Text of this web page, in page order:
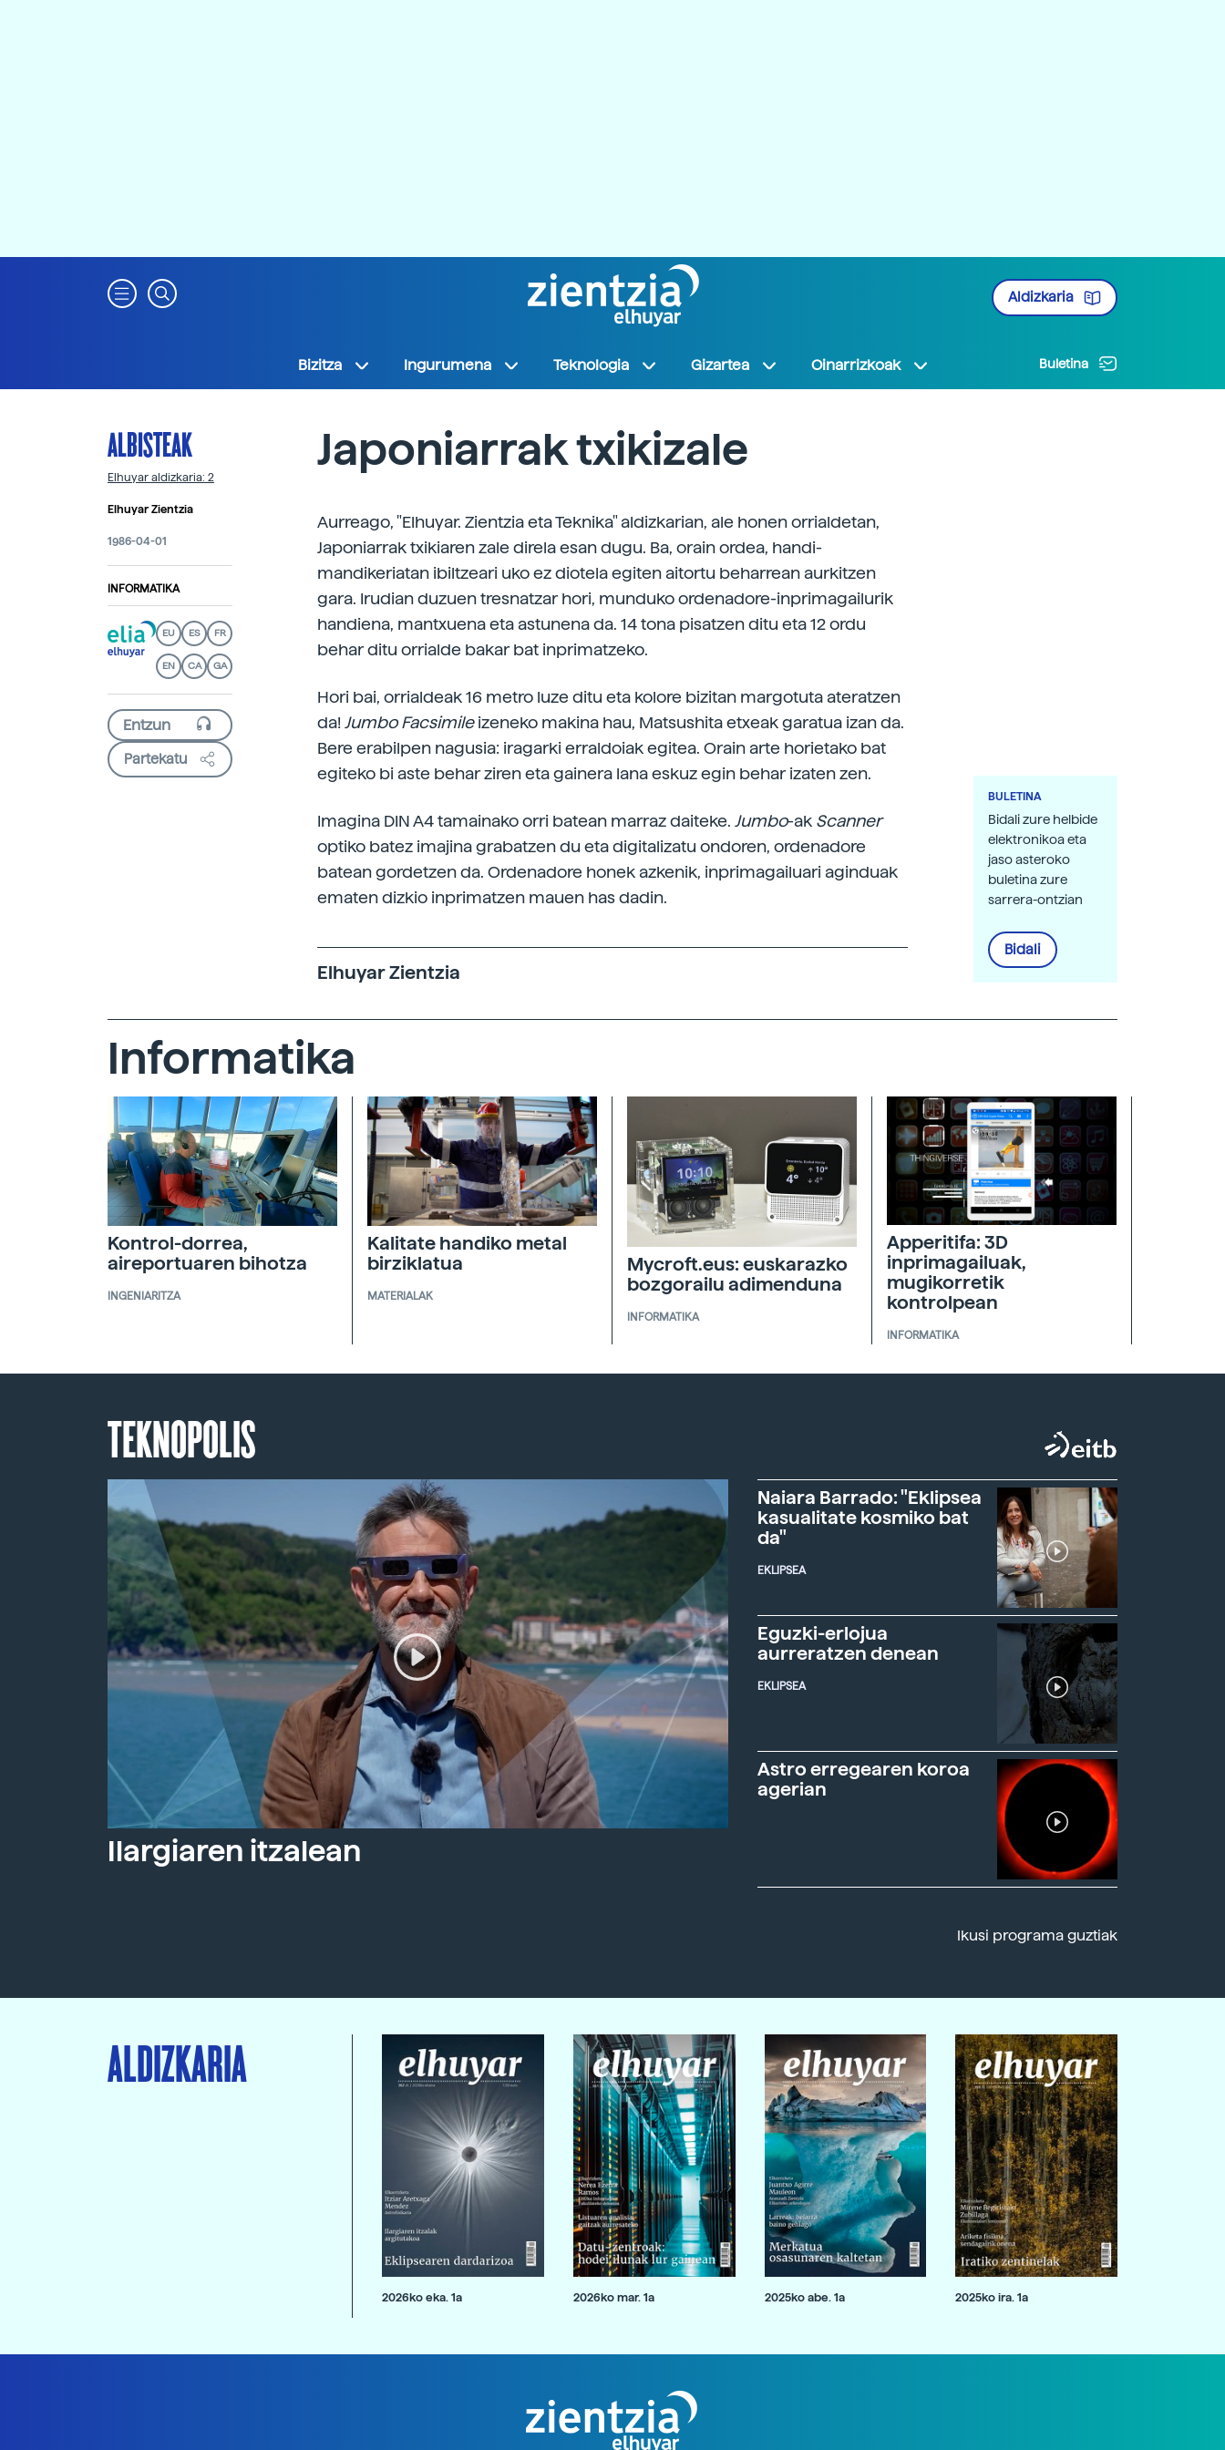
Aldizkaria
Bizitza Ingurumena Teknologia Gizartea Oinarrizkoak Buletina
ALBISTEAK
Elhuyar aldizkaria: 2
Elhuyar Zientzia
1986-04-01
INFORMATIKA
EU ES FR
EN CA GA
Partekatu
Japoniarrak txikizale
Aurreago, "Elhuyar. Zientzia eta Teknika" aldizkarian, ale honen orrialdetan,
Japoniarrak txikiaren zale direla esan dugu. Ba, orain ordea, handi-
mandikeriatan ibiltzeari uko ez diotela egiten aitortu beharrean aurkitzen
gara. Irudian duzuen tresnatzar hori, munduko ordenadore-inprimagailurik
handiena, mantxuena eta astunena da. 14 tona pisatzen ditu eta 12 ordu
behar ditu orrialde bakar bat inprimatzeko.
Hori bai, orrialdeak 16 metro luze ditu eta kolore bizitan margotuta ateratzen
da!Jumbo Facsimileizeneko makina hau, Matsushita etxeak garatua izan da.
Bere erabilpen nagusia: iragarki erraldoiak egitea. Orain arte horietako bat
egiteko bi aste behar ziren eta gainera lana eskuz egin behar izaten zen.
Imagina DIN A4 tamainako orri batean marraz daiteke. Jumbo-ak Scanner
optiko batez imajina grabatzen du eta digitalizatu ondoren, ordenadore
batean gordetzen da. Ordenadore honek azkenik, inprimagailuari aginduak
ematen dizkio inprimatzen mauen has dadin.
Elhuyar Zientzia
BULETINA
Bidali zure helbide
elektronikoa eta
jaso asteroko
buletina zure
sarrera-ontzian
Bidali
Informatika
Kontrol-dorrea,
aireportuaren bihotza
INGENIARITZA
Kalitate handiko metal
birziklatua
MATERIALAK
Mycroft.eus: euskarazko
bozgorailu adimenduna
INFORMATIKA
Apperitifa: 3D
inprimagailuak,
mugikorretik
kontrolpean
INFORMATIKA
TEKNOPOLIS
Ilargiaren itzalean
Naiara Barrado: "Eklipsea
kasualitate kosmiko bat
da"
EKLIPSEA
Eguzki-erlojua
aurreratzen denean
EKLIPSEA
Astro erregearen koroa
agerian
Ikusi programa guztiak
ALDIZKARIA
2026ko eka. 1a 2026ko mar. 1a 2025ko abe. 1a 2025ko ira. 1a